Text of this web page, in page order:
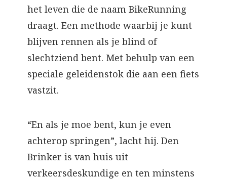
het leven die de naam BikeRunning
draagt. Een methode waarbij je kunt
blijven rennen als je blind of
slechtziend bent. Met behulp van een
speciale geleidenstok die aan een fiets
vastzit.
“En als je moe bent, kun je even
achterop springen”, lacht hij. Den
Brinker is van huis uit
verkeersdeskundige en ten minstens